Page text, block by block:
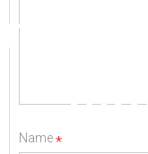
Name*